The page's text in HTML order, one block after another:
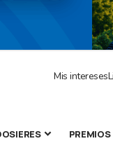
Mis intereses
PREMIOS